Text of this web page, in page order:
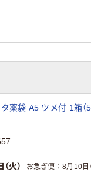
薬袋 A5 ツメ付 1箱（
火） お急ぎ便 8月10日